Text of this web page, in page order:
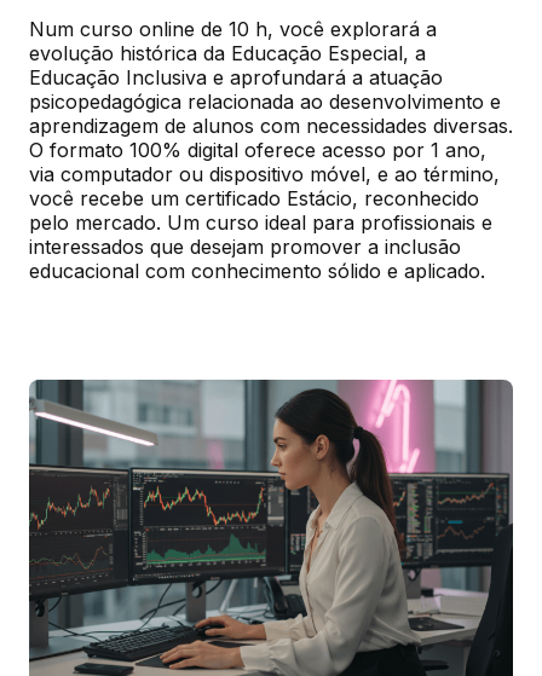
Num curso online de 10 h, você explorará a
evolução histórica da Educação Especial, a
Educação Inclusiva e aprofundará a atuação
psicopedagógica relacionada ao desenvolvimento e
aprendizagem de alunos com necessidades diversas.
O formato 100% digital oferece acesso por 1 ano,
via computador ou dispositivo móvel, e ao término,
você recebe um certificado Estácio, reconhecido
pelo mercado. Um curso ideal para profissionais e
interessados que desejam promover a inclusão
educacional com conhecimento sólido e aplicado.